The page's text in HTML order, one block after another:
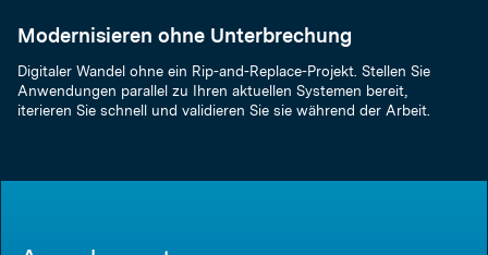
Modernisieren ohne Unterbrechung
Digitaler Wandel ohne ein Rip-and-Replace-Projekt. Stellen Sie
Anwendungen parallel zu Ihren aktuellen Systemen bereit,
iterieren Sie schnell und validieren Sie sie während der Arbeit.